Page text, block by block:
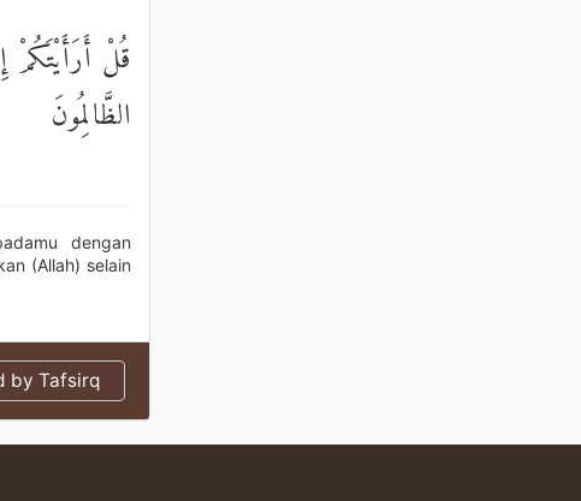
قُلْ
الظَّالِمُونَ
dengan
(Allah) selain
by Tafsirq